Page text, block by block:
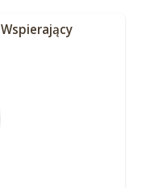
Wspierający